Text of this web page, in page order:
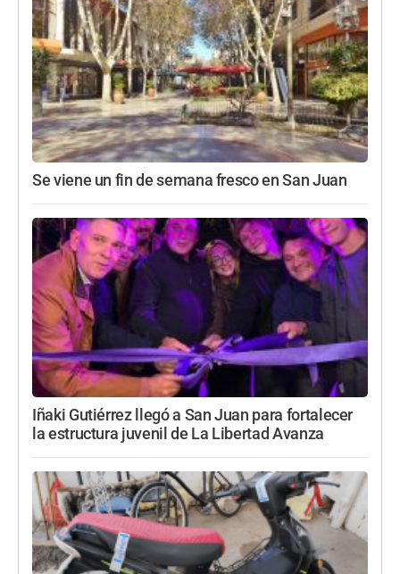
Se viene un fin de semana fresco en San Juan
Iñaki Gutiérrez llegó a San Juan para fortalecer
la estructura juvenil de La Libertad Avanza